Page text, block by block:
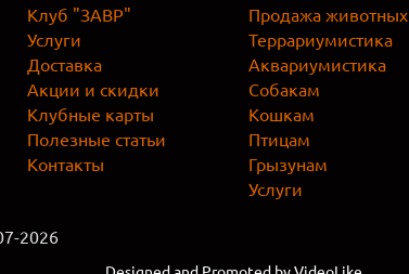
Клуб "ЗАВР"
Услуги
Доставка
Акции и скидки
Клубные карты
Полезные статьи
Контакты
Продажа животных
Террариумистика
Аквариумистика
Собакам
Кошкам
Птицам
Грызунам
Услуги
2026